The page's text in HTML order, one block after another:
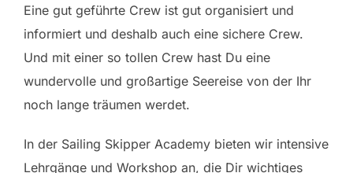
Eine gut geführte Crew ist gut organisiert und
informiert und deshalb auch eine sichere Crew.
Und mit einer so tollen Crew hast Du eine
wundervolle und großartige Seereise von der Ihr
noch lange träumen werdet.
In der Sailing Skipper Academy bieten wir intensive
Lehrgänge und Workshop an, die Dir wichtiges